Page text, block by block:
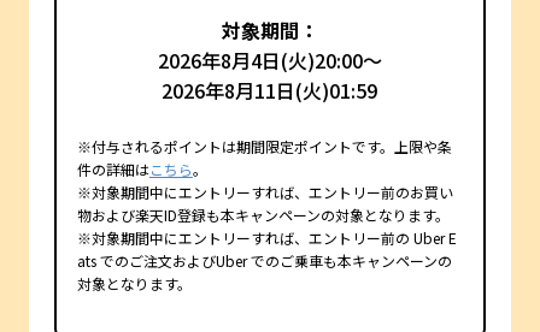
対象期間：
2026年8月4日(火)20:00～
2026年8月11日(火)01:59
※付与されるポイントは期間限定ポイントです。上限や条
件の詳細はこちら。
※対象期間中にエントリーすれば、エントリー前のお買い
物および楽天ID登録も本キャンペーンの対象となります。
※対象期間中にエントリーすれば、エントリー前の Uber E
ats でのご注文およびUber でのご乗車も本キャンペーンの
対象となります。